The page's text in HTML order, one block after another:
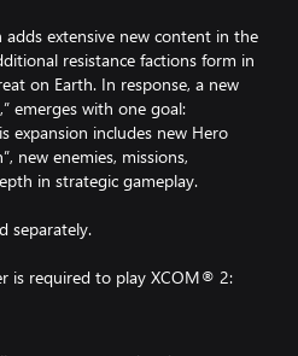
extensive new content in the
resistance factions form in
on Earth. In response, a new
emerges with one goal:
expansion includes new Hero
new enemies, missions,
in strategic gameplay.
separately.
is required to play XCOM® 2: